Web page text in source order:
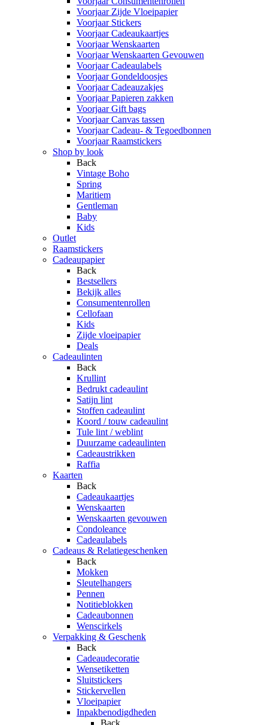
Voorjaar Zijde Vloeipapier
Voorjaar Stickers
Voorjaar Cadeaukaartjes
Voorjaar Wenskaarten
Voorjaar Wenskaarten Gevouwen
Voorjaar Cadeaulabels
Voorjaar Gondeldoosjes
Voorjaar Cadeauzakjes
Voorjaar Papieren zakken
Voorjaar Gift bags
Voorjaar Canvas tassen
Voorjaar Cadeau- & Tegoedbonnen
Voorjaar Raamstickers
Shop by look
Back
Vintage Boho
Spring
Maritiem
Gentleman
Baby
Kids
Outlet
Raamstickers
Cadeaupapier
Back
Bestsellers
Bekijk alles
Consumentenrollen
Cellofaan
Kids
Zijde vloeipapier
Deals
Cadeaulinten
Back
Krullint
Bedrukt cadeaulint
Satijn lint
Stoffen cadeaulint
Koord / touw cadeaulint
Tule lint / weblint
Duurzame cadeaulinten
Cadeaustrikken
Raffia
Kaarten
Back
Cadeaukaartjes
Wenskaarten
Wenskaarten gevouwen
Condoleance
Cadeaulabels
Cadeaus & Relatiegeschenken
Back
Mokken
Sleutelhangers
Pennen
Notitieblokken
Cadeaubonnen
Wenscirkels
Verpakking & Geschenk
Back
Cadeaudecoratie
Wensetiketten
Sluitstickers
Stickervellen
Vloeipapier
Inpakbenodigdheden
Back